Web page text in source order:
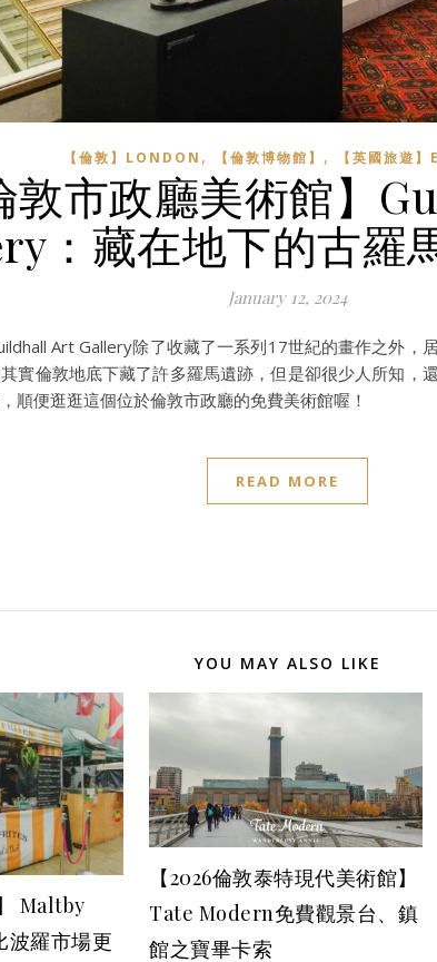
【倫敦】LONDON , 【倫敦博物館】 , 【英國旅遊
敦市政廳美術館】
：藏在地下的古羅
January 12, 2024
Art Gallery除了收藏了一系列17世紀的畫作之外，
實倫敦地底下藏了許多羅馬遺跡，但是卻很少人所知，
順便逛逛這個位於倫敦市政廳的免費美術館喔！
READ MORE
YOU MAY ALSO LIKE
Maltby
羅市場更
【2026倫敦泰特現代美術館】
Tate Modern免費觀景台、鎮
館之寶畢卡索